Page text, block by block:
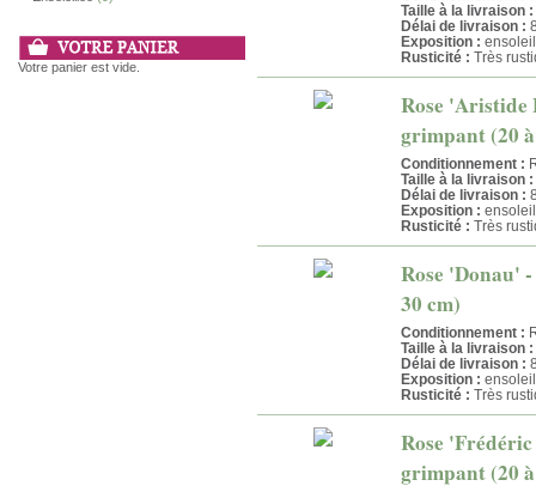
Votre panier est vide.
Taille à la livraison :
Délai de livraison :
Exposition :
Rusticité : Très
Rose 'Aristide
grimpant (20
Conditionnement :
Taille à la livraison :
Délai de livraison :
Exposition :
Rusticité : Très
Rose 'Donau'
30 cm)
Conditionnement :
Taille à la livraison :
Délai de livraison :
Exposition :
Rusticité : Très
Rose
grimpant (20